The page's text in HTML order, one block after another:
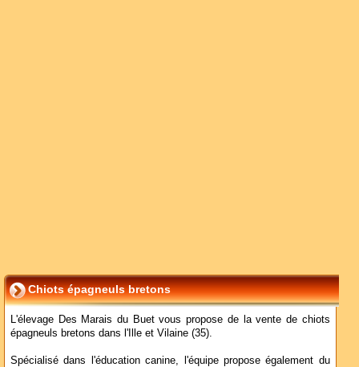
Chiots épagneuls bretons
L'élevage Des Marais du Buet vous propose de la vente de chiots
épagneuls bretons dans l'Ille et Vilaine (35).
Spécialisé dans l'éducation canine, l'équipe propose également du